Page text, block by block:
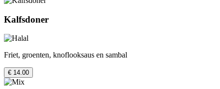
Kalfsdoner
Friet, groenten, knoflooksaus en sambal
€ 14.00